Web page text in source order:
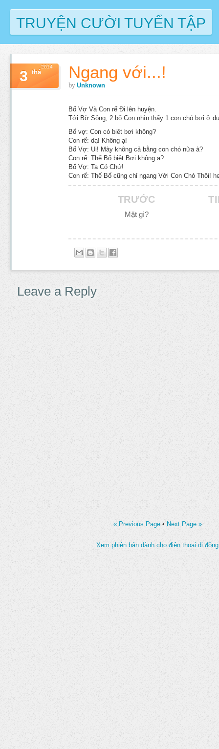
TRUYỆN CƯỜI TUYỂN TẬP
Ngang với...!
by Unknown
3 thá
2014
Bố Vợ Và Con rể Đi lên huyện.
Tới Bờ Sông, 2 bố Con nhìn thấy 1 con chó bơi ở
Bố vợ: Con có biêt bơi không?
Con rể: dạ! Không ạ!
Bố Vợ: Ui! Mày không cả bằng con chó nữa à?
Con rể: Thế Bố biêt Bơi không ạ?
Bố Vợ: Ta Có Chứ!
Con rể: Thế Bố cũng chỉ ngang Với Con Chó Thôi!
TRƯỚC
Mặt gì?
Leave a Reply
« Previous Page • Next Page »
Xem phiên bản dành cho điện thoại di động